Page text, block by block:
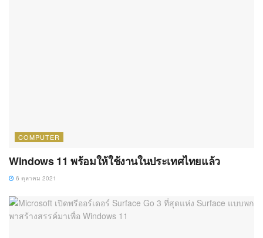
COMPUTER
Windows 11 พร้อมให้ใช้งานในประเทศไทยแล้ว
6 ตุลาคม 2021